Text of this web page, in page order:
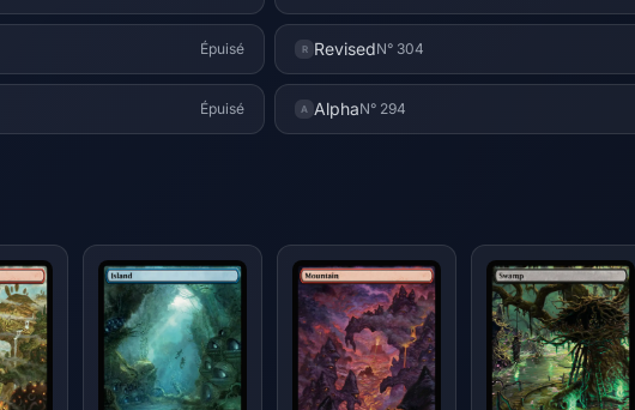
Épuisé R RevisedN° 304
Épuisé A AlphaN° 294